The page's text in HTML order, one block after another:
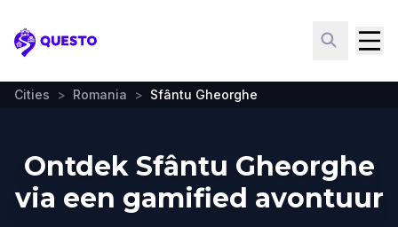
Questo
Cities > Romania > Sfântu Gheorghe
Ontdek Sfântu Gheorghe
via een gamified avontuur